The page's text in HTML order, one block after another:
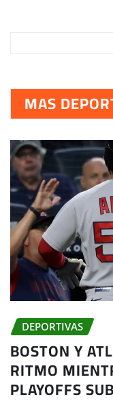
MAS
DEPORTIVAS
BOSTON Y
RITMO
PLAYOFFS